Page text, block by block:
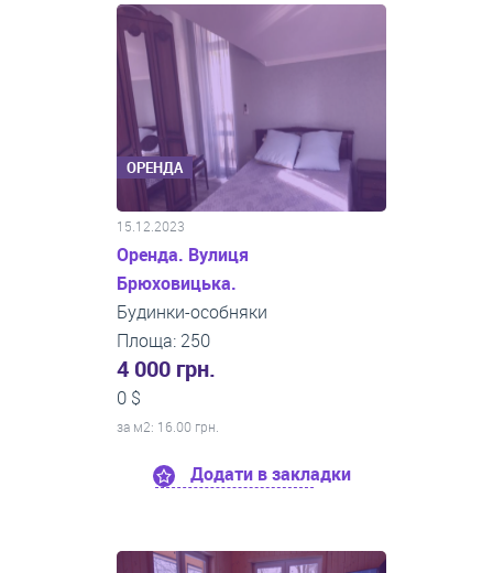
ОРЕНДА
15.12.2023
Оренда. Вулиця
Брюховицька.
Будинки-особняки
Площа: 250
4 000 грн.
0 $
за м2: 16.00 грн.
Додати в закладки